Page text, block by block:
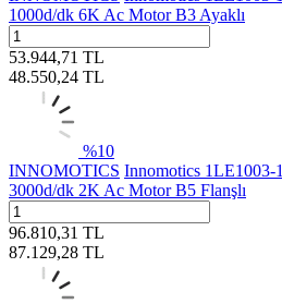
1000d/dk 6K Ac Motor B3 Ayaklı
53.944,71 TL
48.550,24 TL
%10
INNOMOTICS Innomotics
3000d/dk 2K Ac Motor B5 Flanşlı
96.810,31 TL
87.129,28 TL